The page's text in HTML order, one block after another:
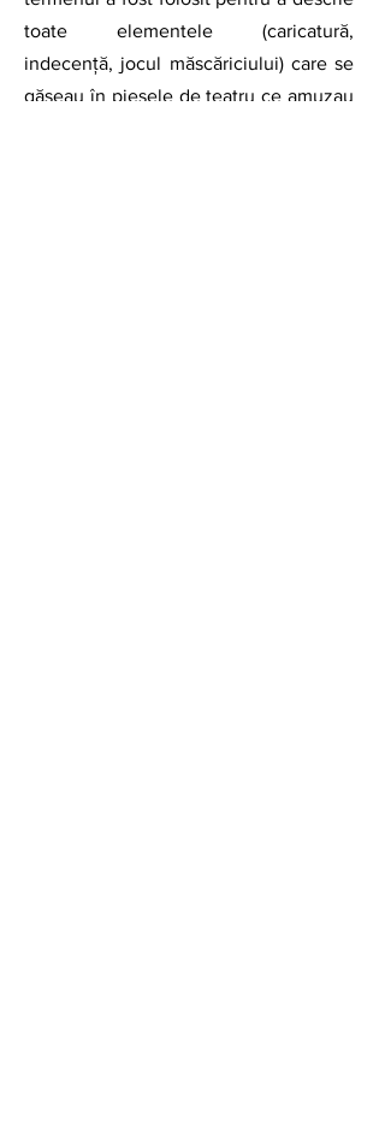
toate elementele (caricatură,
indecență, jocul măscăriciului) care se
găseau în piesele de teatru ce amuzau